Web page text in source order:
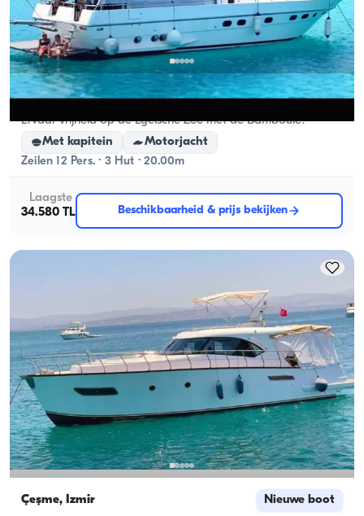
Çeşme, İzmir Nieuwe boot
Ervaar vrijheid op de Egeïsche Zee met de Bamboule!
Met kapitein
Motorjacht
Zeilen 12 Pers. · 3 Hut · 20.00m
Laagste
34.580 TL
Beschikbaarheid & prijs bekijken
Çeşme, İzmir Nieuwe boot